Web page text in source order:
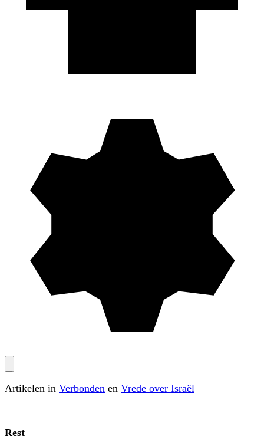
Artikelen in Verbonden en Vrede over Israël
Rest